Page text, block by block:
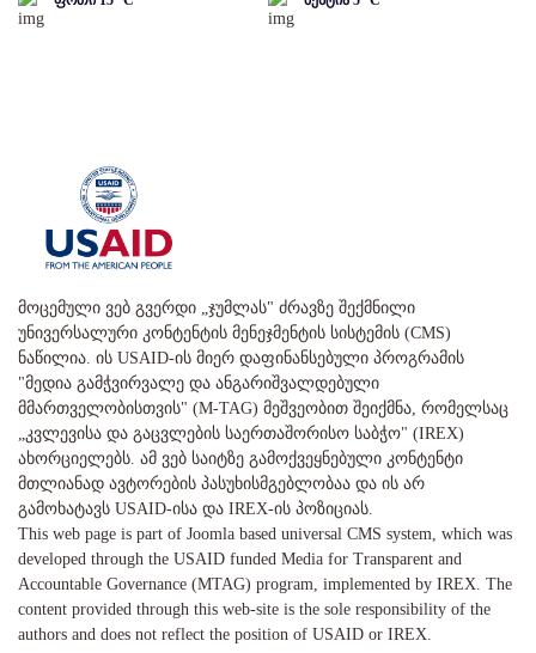
მოცემული ვებ გვერდი „ჯუმლას" ძრავზე შექმნილი
უნივერსალური კონტენტის მენეჯმენტის სისტემის (CMS)
ნაწილია. ის USAID-ის მიერ დაფინანსებული პროგრამის
"მედია გამჭვირვალე და ანგარიშვალდებული
მმართველობისთვის" (M-TAG) მეშვეობით შეიქმნა, რომელსაც
„კვლევისა და გაცვლების საერთაშორისო საბჭო" (IREX)
ახორციელებს. ამ ვებ საიტზე გამოქვეყნებული კონტენტი
მთლიანად ავტორების პასუხისმგებლობაა და ის არ
გამოხატავს USAID-ისა და IREX-ის პოზიციას.
This web page is part of Joomla based universal CMS system, which was
developed through the USAID funded Media for Transparent and
Accountable Governance (MTAG) program, implemented by IREX. The
content provided through this web-site is the sole responsibility of the
authors and does not reflect the position of USAID or IREX.